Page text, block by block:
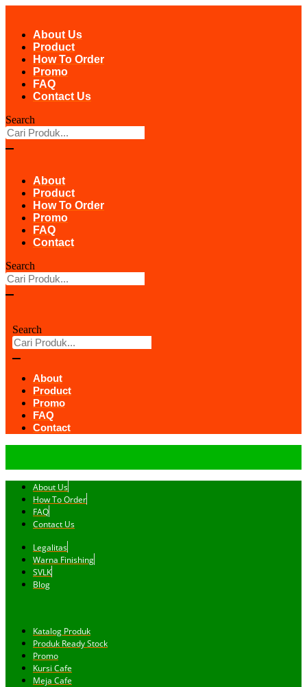
contentAbout Us
Product
How To Order
Promo
FAQ
Contact Us
Search
About
Product
How To Order
Promo
FAQ
Contact
Search
Search
About
Product
Promo
FAQ
Contact
About Us
How To Order
FAQ
Contact Us
Legalitas
Warna Finishing
SVLK
Blog
Katalog Produk
Produk Ready Stock
Promo
Kursi Cafe
Meja Cafe